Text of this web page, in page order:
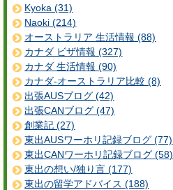
Kyoka (31)
Naoki (214)
オーストラリア 生活情報 (88)
カナダ ビザ情報 (327)
カナダ 生活情報 (90)
カナダ-オーストラリア比較 (8)
出張AUSブログ (42)
出張CANブログ (47)
創業記 (27)
東出AUSワーホリ記録ブログ (77)
東出CANワーホリ記録ブログ (58)
東出の想い/独り言 (177)
東出の留学アドバイス (188)